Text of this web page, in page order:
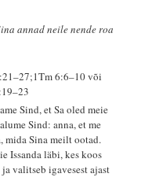
annad neile nende roa
6:6–10 või
Sind, et Sa oled meie
Sind: anna, et me
mida Sina meilt ootad.
Issanda läbi, kes koos
valitseb igavesest ajast